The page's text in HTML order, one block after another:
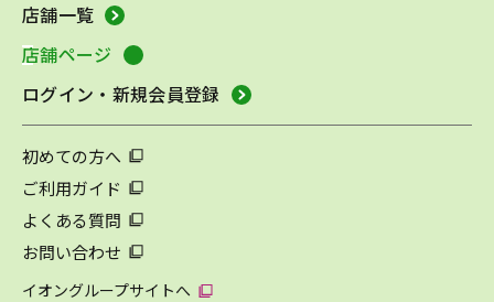
店舗一覧
店舗ページ
ログイン・新規会員登録
初めての方へ
ご利用ガイド
よくある質問
お問い合わせ
イオングループサイトへ